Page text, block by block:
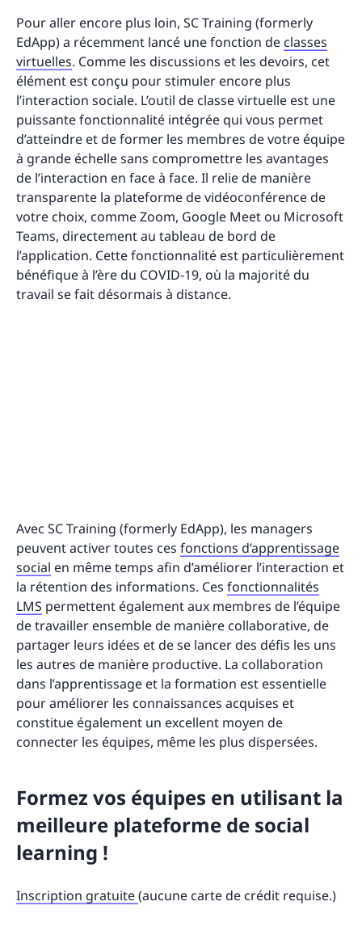
Pour aller encore plus loin, SC Training (formerly
EdApp) a récemment lancé une fonction de classes
virtuelles. Comme les discussions et les devoirs, cet
élément est conçu pour stimuler encore plus
l’interaction sociale. L’outil de classe virtuelle est une
puissante fonctionnalité intégrée qui vous permet
d’atteindre et de former les membres de votre équipe
à grande échelle sans compromettre les avantages
de l’interaction en face à face. Il relie de manière
transparente la plateforme de vidéoconférence de
votre choix, comme Zoom, Google Meet ou Microsoft
Teams, directement au tableau de bord de
l’application. Cette fonctionnalité est particulièrement
bénéfique à l’ère du COVID-19, où la majorité du
travail se fait désormais à distance.
Avec SC Training (formerly EdApp), les managers
peuvent activer toutes ces fonctions d’apprentissage
social en même temps afin d’améliorer l’interaction et
la rétention des informations. Ces fonctionnalités
LMS permettent également aux membres de l’équipe
de travailler ensemble de manière collaborative, de
partager leurs idées et de se lancer des défis les uns
les autres de manière productive. La collaboration
dans l’apprentissage et la formation est essentielle
pour améliorer les connaissances acquises et
constitue également un excellent moyen de
connecter les équipes, même les plus dispersées.
Formez vos équipes en utilisant la
meilleure plateforme de social
learning !
Inscription gratuite(aucune carte de crédit requise.)